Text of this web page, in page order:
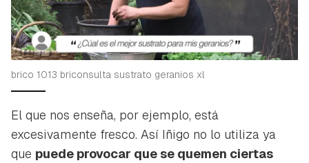
brico 1013 briconsulta sustrato geranios xl
El que nos enseña, por ejemplo, está
excesivamente fresco. Así Iñigo no lo utiliza ya
que puede provocar que se quemen ciertas